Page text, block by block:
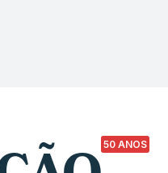
50 ANOS